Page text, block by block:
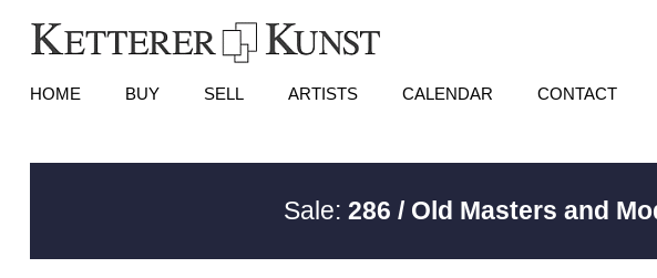
HOME BUY SELL ARTISTS CALENDAR CONTACT
Sale: 286 / Old Masters and